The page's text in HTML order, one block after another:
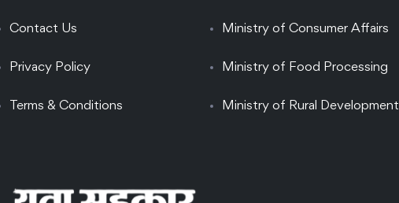
Contact Us
Privacy Policy
Terms & Conditions
Ministry of Consumer Affairs
Ministry of Food Processing
Ministry of Rural Development